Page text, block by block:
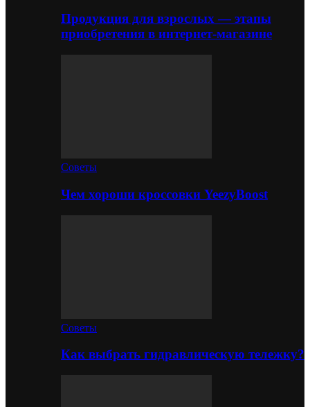
Продукция для взрослых — этапы
приобретения в интернет-магазине
Советы
Чем хороши кроссовки YeezyBoost
Советы
Как выбрать гидравлическую тележку?